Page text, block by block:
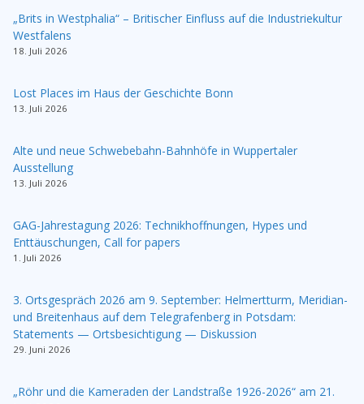
„Brits in Westphalia“ – Britischer Einfluss auf die Industriekultur
Westfalens
18. Juli 2026
Lost Places im Haus der Geschichte Bonn
13. Juli 2026
Alte und neue Schwebebahn-Bahnhöfe in Wuppertaler
Ausstellung
13. Juli 2026
GAG-Jahrestagung 2026: Technikhoffnungen, Hypes und
Enttäuschungen, Call for papers
1. Juli 2026
3. Ortsgespräch 2026 am 9. September: Helmertturm, Meridian-
und Breitenhaus auf dem Telegrafenberg in Potsdam:
Statements — Ortsbesichtigung — Diskussion
29. Juni 2026
„Röhr und die Kameraden der Landstraße 1926-2026“ am 21.